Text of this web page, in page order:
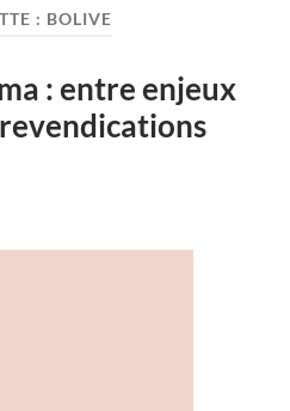
: BOLIVE
: entre enjeux